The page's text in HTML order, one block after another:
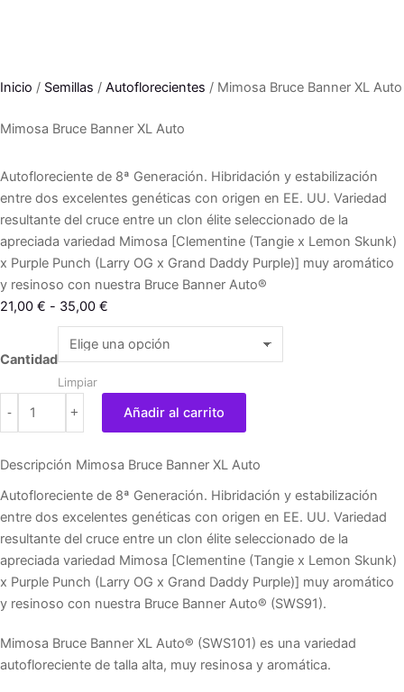
Inicio / Semillas / Autoflorecientes / Mimosa Bruce Banner XL Auto
Mimosa Bruce Banner XL Auto
Autofloreciente de 8ª Generación. Hibridación y estabilización
entre dos excelentes genéticas con origen en EE. UU. Variedad
resultante del cruce entre un clon élite seleccionado de la
apreciada variedad Mimosa [Clementine (Tangie x Lemon Skunk)
x Purple Punch (Larry OG x Grand Daddy Purple)] muy aromático
y resinoso con nuestra Bruce Banner Auto®
21,00 € - 35,00 €
de
precios:
21,00 €
hasta
35,00 €
Cantidad
Limpiar
-
Bruce
+ Añadir al carrito
Descripción Mimosa Bruce Banner XL Auto
Autofloreciente de 8ª Generación. Hibridación y estabilización
entre dos excelentes genéticas con origen en EE. UU. Variedad
resultante del cruce entre un clon élite seleccionado de la
apreciada variedad Mimosa [Clementine (Tangie x Lemon Skunk)
x Purple Punch (Larry OG x Grand Daddy Purple)] muy aromático
y resinoso con nuestra Bruce Banner Auto® (SWS91).
Mimosa Bruce Banner XL Auto® (SWS101) es una variedad
autofloreciente de talla alta, muy resinosa y aromática.